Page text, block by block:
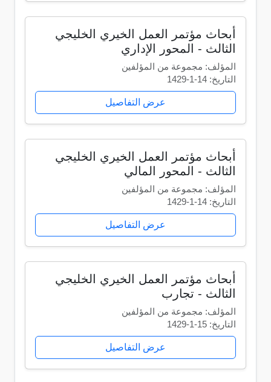
أبحاث مؤتمر العمل الخيري الخليجي
الثالث - المحور الإداري
المؤلف: مجموعة من المؤلفين
التاريخ: 14-1-1429
عرض التفاصيل
أبحاث مؤتمر العمل الخيري الخليجي
الثالث - المحور المالي
المؤلف: مجموعة من المؤلفين
التاريخ: 14-1-1429
عرض التفاصيل
أبحاث مؤتمر العمل الخيري الخليجي
الثالث - تجارب
المؤلف: مجموعة من المؤلفين
التاريخ: 15-1-1429
عرض التفاصيل